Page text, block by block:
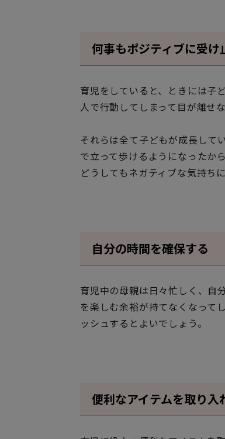
何事もポジティブに受け
育児をしていると、ときには子
人で行動してしまって目が離せ
それらは全て子どもが成長して
で立って歩けるようになったか
どうしてもネガティブな気持ち
自分の時間を確保する
育児中の母親は日々忙しく、自
を楽しむ余裕が持てなくなって
ッシュするとよいでしょう。
便利なアイテムを取り入